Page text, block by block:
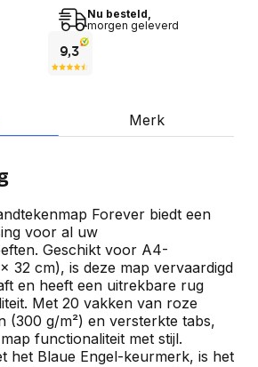
Nu besteld,
morgen geleverd
Merk
Forever biedt een
voor al uw
Geschikt voor A4-
32 cm), is deze map vervaardigd
en heeft een uitrekbare rug
Met 20 vakken van roze
(300 g/m²) en versterkte tabs,
functionaliteit met stijl.
het Blaue Engel-keurmerk, is het